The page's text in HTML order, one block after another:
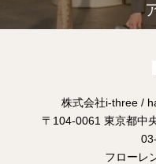
株式会社i-three /
〒104-0061 東京都中
フローレ